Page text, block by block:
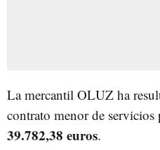
La mercantil OLUZ ha
contrato menor de
39.782,38 euros.